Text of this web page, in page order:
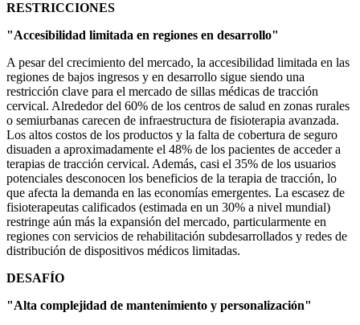
RESTRICCIONES
"Accesibilidad limitada en regiones en desarrollo"
A pesar del crecimiento del mercado, la accesibilidad limitada en las
regiones de bajos ingresos y en desarrollo sigue siendo una
restricción clave para el mercado de sillas médicas de tracción
cervical. Alrededor del 60% de los centros de salud en zonas rurales
o semiurbanas carecen de infraestructura de fisioterapia avanzada.
Los altos costos de los productos y la falta de cobertura de seguro
disuaden a aproximadamente el 48% de los pacientes de acceder a
terapias de tracción cervical. Además, casi el 35% de los usuarios
potenciales desconocen los beneficios de la terapia de tracción, lo
que afecta la demanda en las economías emergentes. La escasez de
fisioterapeutas calificados (estimada en un 30% a nivel mundial)
restringe aún más la expansión del mercado, particularmente en
regiones con servicios de rehabilitación subdesarrollados y redes de
distribución de dispositivos médicos limitadas.
DESAFÍO
"Alta complejidad de mantenimiento y personalización"